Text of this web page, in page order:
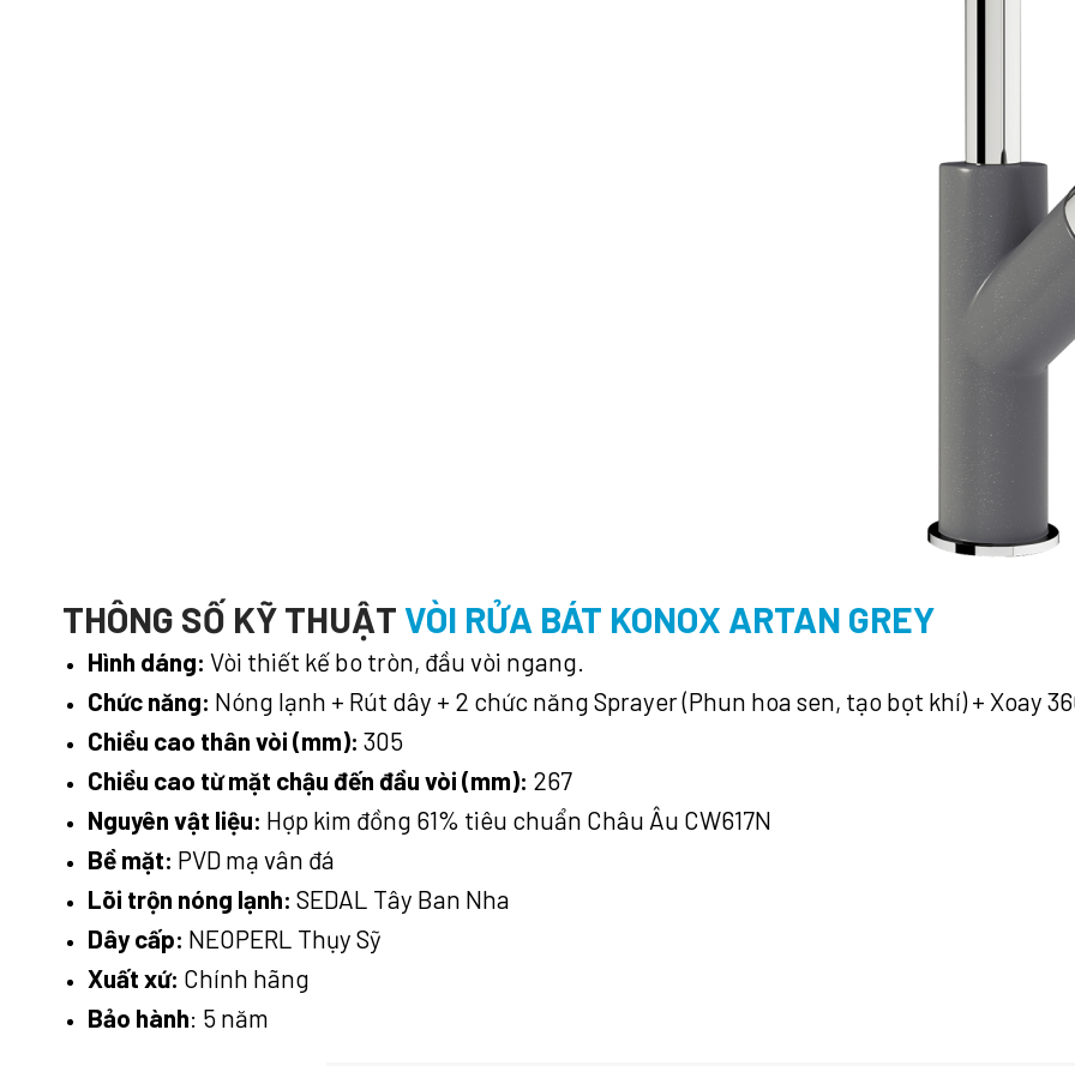
THÔNG SỐ KỸ THUẬT VÒI RỬA BÁT KONOX ARTAN GREY
Hình dáng: Vòi thiết kế bo tròn, đầu vòi ngang.
Chức năng: Nóng lạnh + Rút dây + 2 chức năng Sprayer (Phun hoa sen, tạo bọt khí) + Xoay
Chiều cao thân vòi (mm): 305
Chiều cao từ mặt chậu đến đầu vòi (mm): 267
Nguyên vật liệu: Hợp kim đồng 61% tiêu chuẩn Châu Âu CW617N
Bề mặt: PVD mạ vân đá
Lõi trộn nóng lạnh: SEDAL Tây Ban Nha
Dây cấp: NEOPERL Thụy Sỹ
Xuất xứ: Chính hãng
Bảo hành: 5 năm